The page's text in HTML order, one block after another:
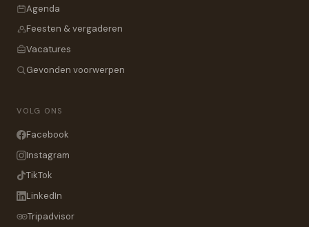
Agenda
Feesten & vergaderen
Vacatures
Gevonden voorwerpen
VOLG ONS
Facebook
Instagram
TikTok
LinkedIn
Tripadvisor